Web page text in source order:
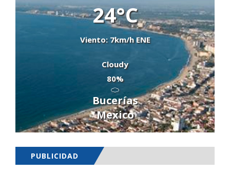
24°C
Viento: 7km/h ENE
Cloudy
80%
Bucerías
Mexico
PUBLICIDAD